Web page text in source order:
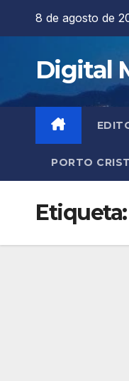
8 de agosto de
Digital
PORTO
Etiqueta: